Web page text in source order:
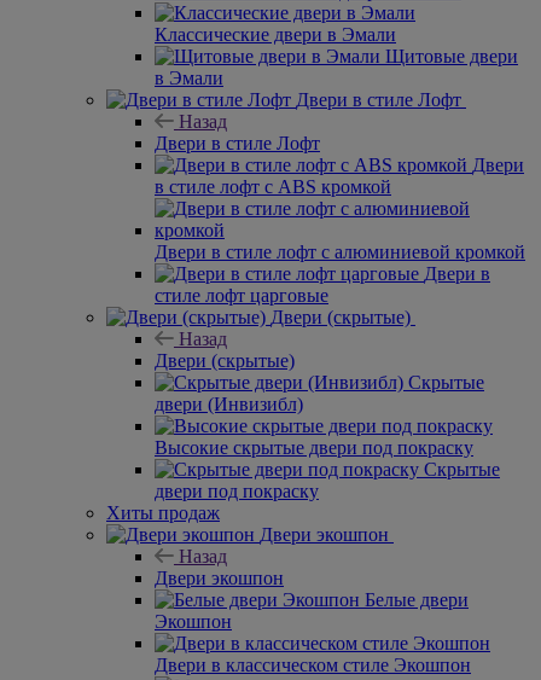
Темные двери в классическом стиле
Бежевые двери в классическом стиле
Межкомнатные двери в эмали
Назад
Межкомнатные двери в эмали
Белые межкомнатные двери в Эмали
Классические двери в Эмали
Щитовые двери в Эмали
Двери в стиле Лофт
Назад
Двери в стиле Лофт
Двери в стиле лофт с ABS кромкой
Двери в стиле лофт с алюминиевой кромкой
Двери в стиле лофт царговые
Двери (скрытые)
Назад
Двери (скрытые)
Скрытые
двери (Инвизибл)
Высокие скрытые двери под покраску
Скрытые
двери под покраску
Хиты продаж
Двери экошпон
Назад
Двери экошпон
Белые двери
Экошпон
Двери в классическом стиле Экошпон